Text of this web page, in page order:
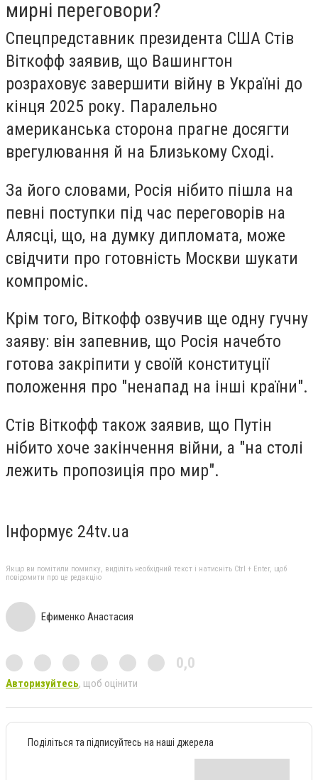
мирні переговори?
Спецпредставник президента США Стів
Віткофф заявив, що Вашингтон
розраховує завершити війну в Україні до
кінця 2025 року. Паралельно
американська сторона прагне досягти
врегулювання й на Близькому Сході.
За його словами, Росія нібито пішла на
певні поступки під час переговорів на
Алясці, що, на думку дипломата, може
свідчити про готовність Москви шукати
компроміс.
Крім того, Віткофф озвучив ще одну гучну
заяву: він запевнив, що Росія начебто
готова закріпити у своїй конституції
положення про "ненапад на інші країни".
Стів Віткофф також заявив, що Путін
нібито хоче закінчення війни, а "на столі
лежить пропозиція про мир".
Інформує 24tv.ua
Якщо ви помітили помилку, виділіть необхідний текст і натисніть Ctrl + Enter, щоб
повідомити про це редакцію
Ефименко Анастасия
0,0
Авторизуйтесь, щоб оцінити
Поділіться та підписуйтесь на наші джерела